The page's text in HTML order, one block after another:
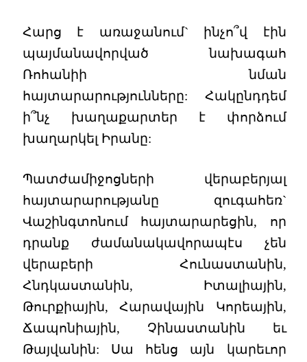
Հարց է առաջանում` ինչո՞վ էին
պայմանավորված նախագահ
Ռոհանիի նման
հայտարարությունները: Հակընդդեմ
ի՞նչ խաղաքարտեր է փորձում
խաղարկել Իրանը:
Պատժամիջոցների վերաբերյալ
հայտարարությանը զուգահեռ`
Վաշինգտոնում հայտարարեցին, որ
դրանք ժամանակավորապէս չեն
վերաբերի Հունաստանին,
Հնդկաստանին, Իտալիային,
Թուրքիային, Հարավային Կորեային,
Ճապոնիային, Չինաստանին եւ
Թայվանին: Սա հենց այն կարեւոր